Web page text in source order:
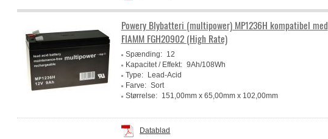
Powery Blybatteri (multipower) MP1236H kompatibel med
FIAMM FGH20902 (High Rate)
Spænding:
12
Kapacitet / Effekt: 9Ah/108Wh
Type:
Lead-Acid
Farve: Sort
Størrelse:
151,00mm x 65,00mm x 102,00mm
Datablad